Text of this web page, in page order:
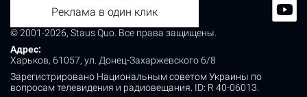
© 2001-2026, Staus Quo. Все права защищены.
Адрес:
Харьков, 61057, ул. Донец-Захаржевского 6/8
Зарегистрировано Национальным советом Украины по
вопросам телевидения и радиовещания. ID: R 40-06013.
Реклама в один клик